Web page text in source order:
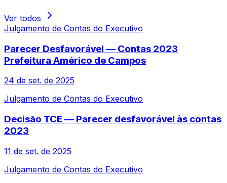
Ver todos
Julgamento de Contas do Executivo
Parecer Desfavorável — Contas 2023
Prefeitura Américo de Campos
24 de set. de 2025
Julgamento de Contas do Executivo
Decisão TCE — Parecer desfavorável às contas
2023
11 de set. de 2025
Julgamento de Contas do Executivo